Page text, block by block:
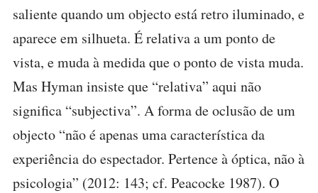
saliente quando um objecto está retro iluminado, e
aparece em silhueta. É relativa a um ponto de
vista, e muda à medida que o ponto de vista muda.
Mas Hyman insiste que “relativa” aqui não
significa “subjectiva”. A forma de oclusão de um
objecto “não é apenas uma característica da
experiência do espectador. Pertence à óptica, não à
psicologia” (2012: 143; cf. Peacocke 1987). O